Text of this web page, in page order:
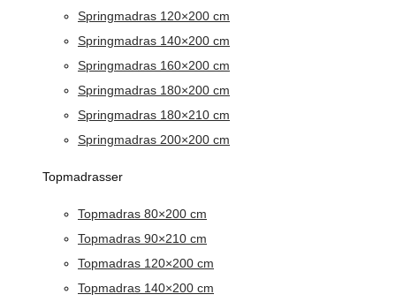
Springmadras 120×200 cm
Springmadras 140×200 cm
Springmadras 160×200 cm
Springmadras 180×200 cm
Springmadras 180×210 cm
Springmadras 200×200 cm
Topmadrasser
Topmadras 80×200 cm
Topmadras 90×210 cm
Topmadras 120×200 cm
Topmadras 140×200 cm